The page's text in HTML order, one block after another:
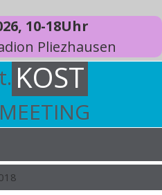
10-18Uhr
Pliezhausen
KOST